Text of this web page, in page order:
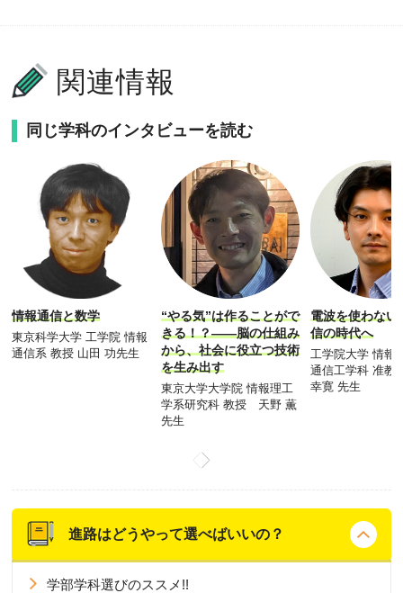
関連情報
同じ学科のインタビューを読む
情報通信と数学
東京科学大学 工学院 情報
通信系 教授 山田 功先生
“やる気”は作ることがで
きる！？――脳の仕組み
から、社会に役立つ技術
を生み出す
東京大学大学院 情報理工
学系研究科 教授 天野 薫
先生
電波を使わない
信の時代へ
工学院大学 情報
通信工学科 准
幸寛 先生
進路はどうやって選べばいいの？
学部学科選びのススメ!!